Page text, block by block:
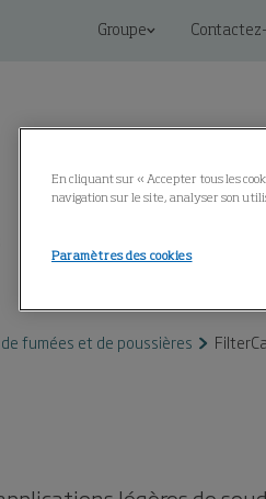
Groupe
fumées et de poussières
En cliquant sur « Accepter tous les
navigation sur le site, analyser son
Paramètres des cookies